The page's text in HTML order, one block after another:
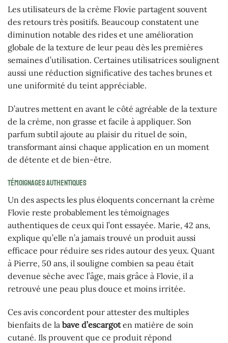
Les utilisateurs de la crème Flovie partagent souvent
des retours très positifs. Beaucoup constatent une
diminution notable des rides et une amélioration
globale de la texture de leur peau dès les premières
semaines d’utilisation. Certaines utilisatrices soulignent
aussi une réduction significative des taches brunes et
une uniformité du teint appréciable.
D’autres mettent en avant le côté agréable de la texture
de la crème, non grasse et facile à appliquer. Son
parfum subtil ajoute au plaisir du rituel de soin,
transformant ainsi chaque application en un moment
de détente et de bien-être.
Témoignages authentiques
Un des aspects les plus éloquents concernant la crème
Flovie reste probablement les témoignages
authentiques de ceux qui l’ont essayée. Marie, 42 ans,
explique qu’elle n’a jamais trouvé un produit aussi
efficace pour réduire ses rides autour des yeux. Quant
à Pierre, 50 ans, il souligne combien sa peau était
devenue sèche avec l’âge, mais grâce à Flovie, il a
retrouvé une peau plus douce et moins irritée.
Ces avis concordent pour attester des multiples
bienfaits de la bave d’escargoten matière de soin
cutané. Ils prouvent que ce produit répond